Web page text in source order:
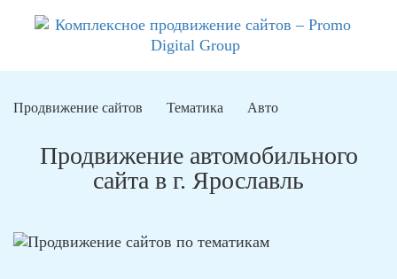
Продвижение сайтов Тематика Авто
Продвижение автомобильного
сайта в г. Ярославль